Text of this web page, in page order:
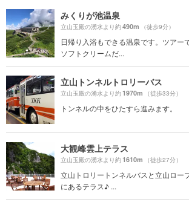
みくりが池温泉
立山玉殿の湧水より約490m （徒歩9分）
日帰り入浴もできる温泉です。ツアー
ソフトクリームだ...
立山トンネルトロリーバス
立山玉殿の湧水より約1970m （徒歩33分）
トンネルの中をひたすら進みます。
大観峰雲上テラス
立山玉殿の湧水より約1610m （徒歩27分）
立山トロリートンネルバスと立山ロー
にあるテラス♪ ...